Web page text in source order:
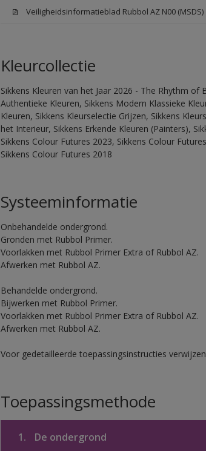
Veiligheidsinformatieblad Rubbol AZ N00 (MSDS)
Kleurcollectie
Sikkens Kleuren van het Jaar 2026 - The Rhythm of
Authentieke Kleuren, Sikkens Modern Klassieke
Kleuren, Sikkens Kleurselectie Grijzen, Sikkens
het Interieur, Sikkens Erkende Kleuren (Painters),
Sikkens Colour Futures 2023, Sikkens Colour
Sikkens Colour Futures 2018
Systeeminformatie
Onbehandelde ondergrond.
Gronden met Rubbol Primer.
Voorlakken met Rubbol Primer Extra of Rubbol AZ.
Afwerken met Rubbol AZ.
Behandelde ondergrond.
Bijwerken met Rubbol Primer.
Voorlakken met Rubbol Primer Extra of Rubbol AZ.
Afwerken met Rubbol AZ.
Voor gedetailleerde toepassingsinstructies
Toepassingsmethode
1. De ondergrond